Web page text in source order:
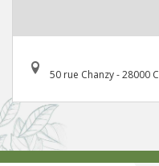
50 rue Chanzy - 28000